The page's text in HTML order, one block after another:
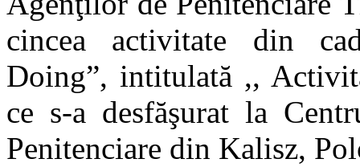
cincea activitate din
Doing”, intitulată ,,
ce s-a desfăşurat la
Penitenciare din Kalisz,